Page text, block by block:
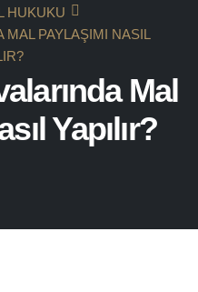
HUKUKU
PAYLAŞIMI NASIL
Mal
Yapılır?